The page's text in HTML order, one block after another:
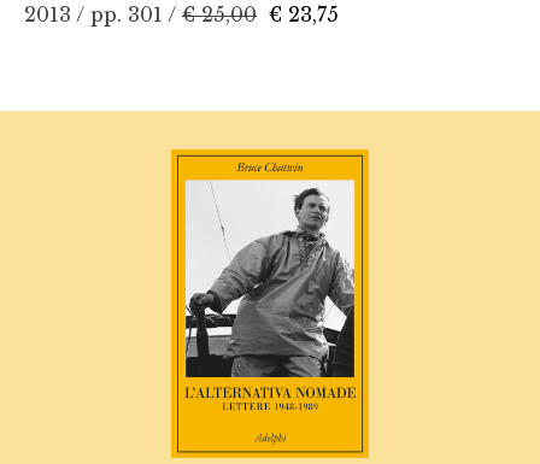
2013 / pp. 301 / € 25,00 € 23,75